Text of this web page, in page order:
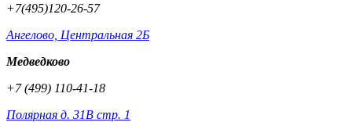
+7(495)120-26-57
Ангелово, Центральная 2Б
Медведково
+7 (499) 110-41-18
Полярная д. 31В стр. 1